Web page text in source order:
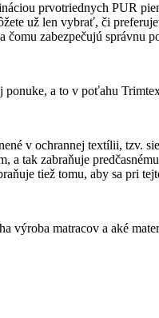
prvotriednych PUR
už len vybrať, či
čomu zabezpečujú správnu
ponuke, a to v poťahu
v ochrannej textílii, tzv.
a tak zabraňuje
tiež tomu, aby sa pri
výroba matracov a aké